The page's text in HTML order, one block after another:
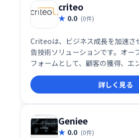
criteo
0.0 (0件)
Criteoは、ビジネス成長を加速さ
告技術ソリューションです。オー
フォームとして、顧客の獲得、エ
ンバージョンを支援します。高度
ターゲット層への効果的な広告配
上に貢献します。
詳しく見る
Geniee
0.0 (0件)